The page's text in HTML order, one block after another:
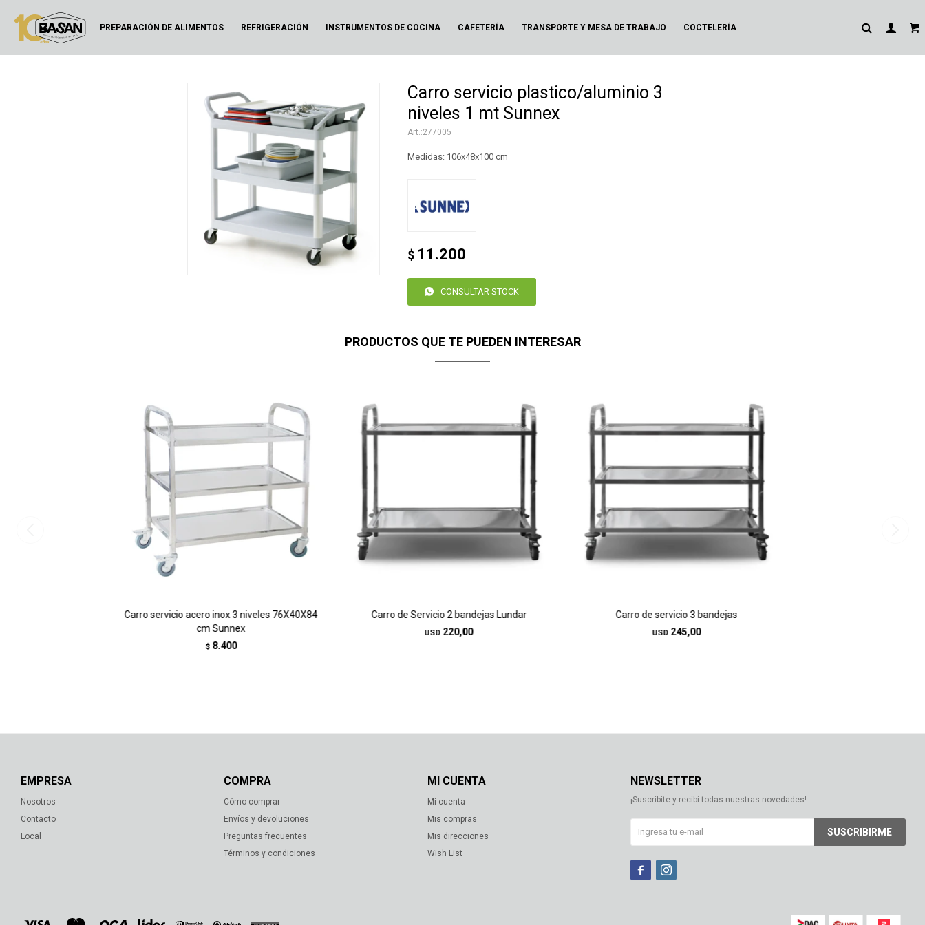
PREPARACIÓN DE ALIMENTOS REFRIGERACIÓN INSTRUMENTOS DE COCINA CAFETERÍA TRANSPORTE Y MESA DE TRABAJO COCTELERÍA
Carro servicio plastico/aluminio 3
niveles 1 mt Sunnex
277005
Medidas: 106x48x100 cm
$ 11.200
CONSULTAR STOCK
PRODUCTOS QUE TE PUEDEN INTERESAR
Carro servicio acero inox 3 niveles 76X40X84
cm Sunnex
$ 8.400
Carro de Servicio 2 bandejas Lundar
USD 220,00
Carro de servicio 3 bandejas
USD 245,00
EMPRESA
Nosotros
Contacto
Local
COMPRA
Cómo comprar
Envíos y devoluciones
Preguntas frecuentes
Términos y condiciones
MI CUENTA
Mi cuenta
Mis compras
Mis direcciones
Wish List
NEWSLETTER
¡Suscribite y recibí todas nuestras novedades!
SUSCRIBIRME
 